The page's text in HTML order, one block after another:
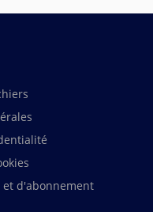
et d'abonnement